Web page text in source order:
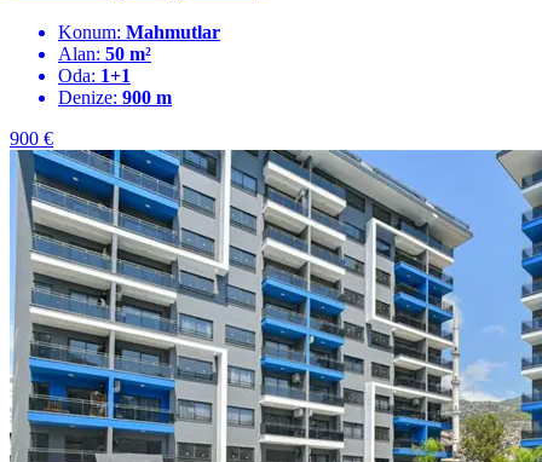
Konum: Mahmutlar
Alan: 50 m²
Oda: 1+1
Denize: 900 m
900 €